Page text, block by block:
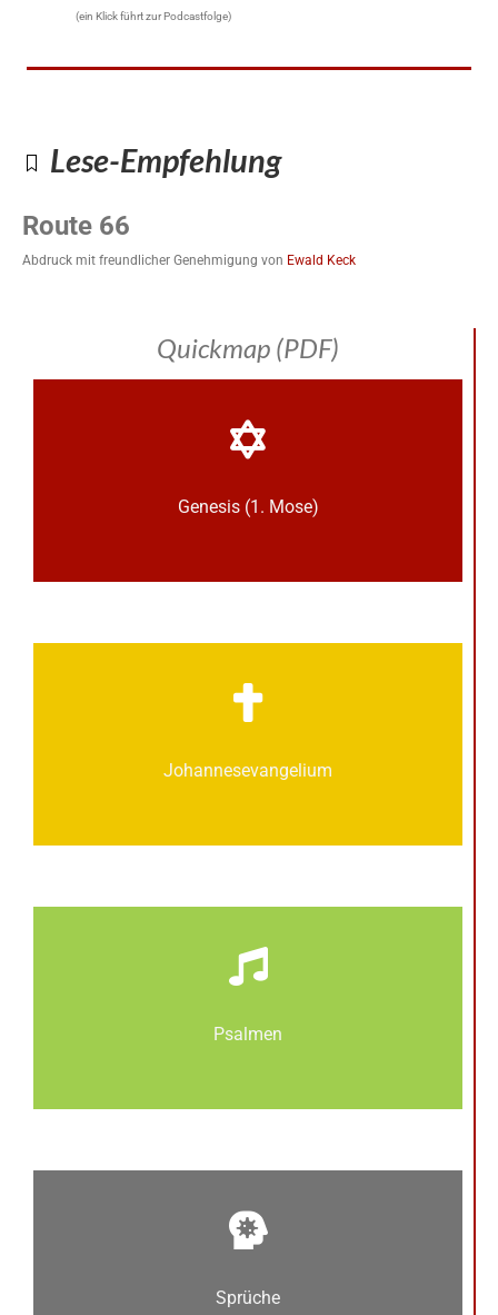
(ein Klick führt zur Podcastfolge)
Lese-Empfehlung
Route 66
Abdruck mit freundlicher Genehmigung von Ewald Keck
Quickmap (PDF)
Genesis (1. Mose)
Johannes­­evangelium
Psalmen
Sprüche